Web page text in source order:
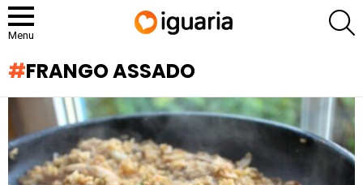
Menu
FRANGO ASSADO
RECOMENDADOS